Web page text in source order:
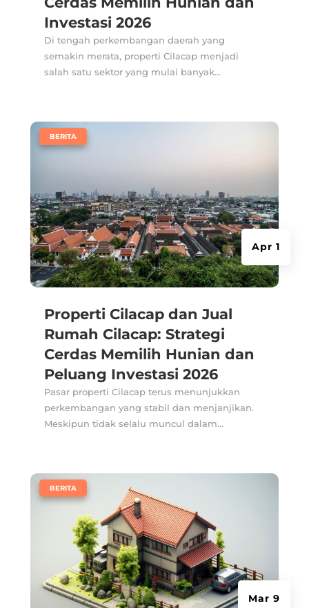
Investasi 2026
Di tengah perkembangan daerah yang
semakin merata, properti Cilacap menjadi
salah satu sektor yang mulai banyak...
Properti Cilacap dan Jual
Rumah Cilacap: Strategi
Cerdas Memilih Hunian dan
Peluang Investasi 2026
Apr 1
BERITA
Pasar properti Cilacap terus menunjukkan
perkembangan yang stabil dan menjanjikan.
Meskipun tidak selalu muncul dalam...
Mar 9
BERITA